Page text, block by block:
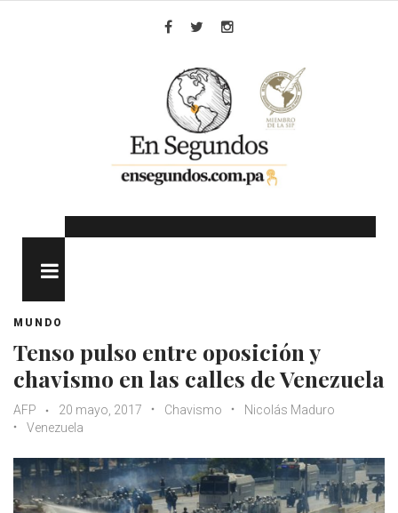
MUNDO
Tenso pulso entre oposición y
chavismo en las calles de Venezuela
AFP 20 mayo, 2017 Chavismo
Nicolás Maduro
Venezuela